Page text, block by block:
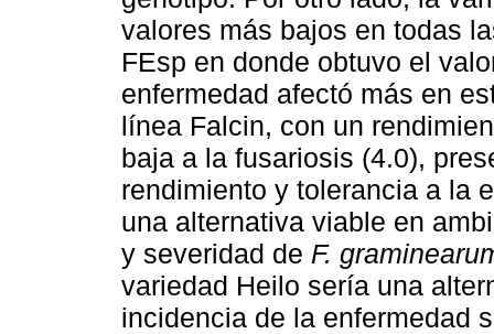
valores más bajos en todas
FEsp en donde obtuvo el
enfermedad afectó más en
línea Falcin, con un
baja a la fusariosis (4.0),
rendimiento y tolerancia a la
una alternativa viable en
y severidad de F.
variedad Heilo sería una
incidencia de la enfermedad